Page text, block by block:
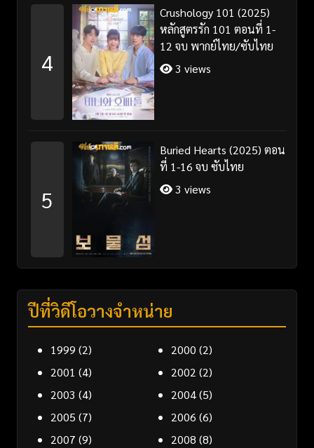
4
Crushology 101 (2025)
หลักสูตรรัก 101 ตอนที่ 1-
12 จบ พากย์ไทย/ซับไทย
3 views
5
Buried Hearts (2025) ตอน
ที่ 1-16 จบ ซับไทย
3 views
ปีที่วิดีโอวางจำหน่าย
1999 (2) 2000 (2)
2001 (4) 2002 (2)
2003 (4) 2004(5)
2005 (7) 2006 (6)
2007 (9) 2008 (8)